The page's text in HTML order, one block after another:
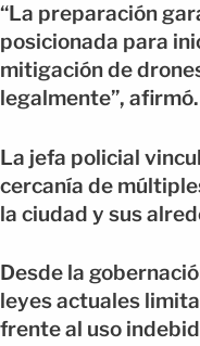
“La preparación
posicionada para
mitigación de
legalmente”, afirmó.
La jefa policial
cercanía de
la ciudad y sus
Desde la
leyes actuales
frente al uso